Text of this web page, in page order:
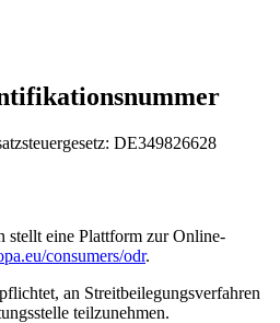
DE349826628
stellt eine Plattform zur Online-
consumers/odr.
an Streitbeilegungs­verfahren
teilzunehmen.